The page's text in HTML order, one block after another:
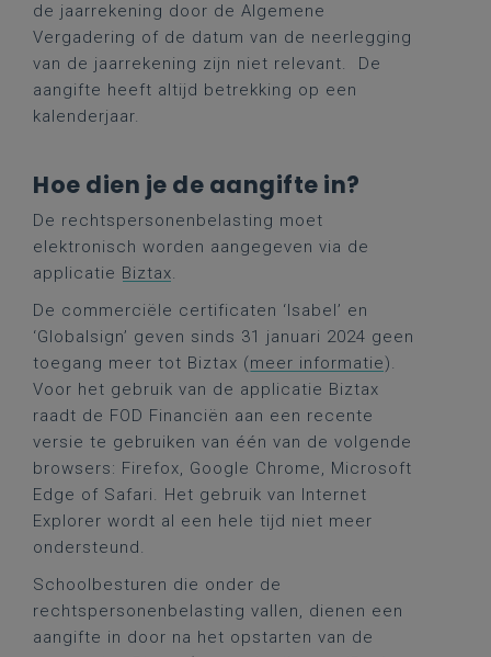
de jaarrekening door de Algemene
Vergadering of de datum van de neerlegging
van de jaarrekening zijn niet relevant. De
aangifte heeft altijd betrekking op een
kalenderjaar.
Hoe dien je de aangifte in?
De rechtspersonenbelasting moet
elektronisch worden aangegeven via de
applicatie Biztax.
De commerciële certificaten ‘Isabel’ en
‘Globalsign’ geven sinds 31 januari 2024 geen
toegang meer tot Biztax (meer informatie).
Voor het gebruik van de applicatie Biztax
raadt de FOD Financiën aan een recente
versie te gebruiken van één van de volgende
browsers: Firefox, Google Chrome, Microsoft
Edge of Safari. Het gebruik van Internet
Explorer wordt al een hele tijd niet meer
ondersteund.
Schoolbesturen die onder de
rechtspersonenbelasting vallen, dienen een
aangifte in door na het opstarten van de